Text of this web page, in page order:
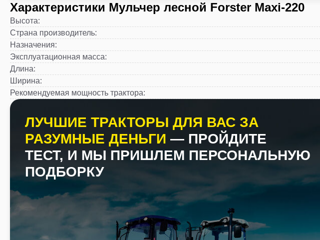
Характеристики Мульчер лесной Forster Maxi-220
Высота:
Страна производитель:
Назначения:
Эксплуатационная масса:
Длина:
Ширина:
Рекомендуемая мощность трактора:
ЛУЧШИЕ ТРАКТОРЫ ДЛЯ ВАС ЗА
РАЗУМНЫЕ ДЕНЬГИ — ПРОЙДИТЕ
ТЕСТ, И МЫ ПРИШЛЕМ ПЕРСОНАЛЬНУЮ
ПОДБОРКУ